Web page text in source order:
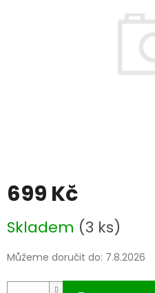
699 Kč
cena:
Skladem (3 ks)
Můžeme doručit do: 7.8.2026